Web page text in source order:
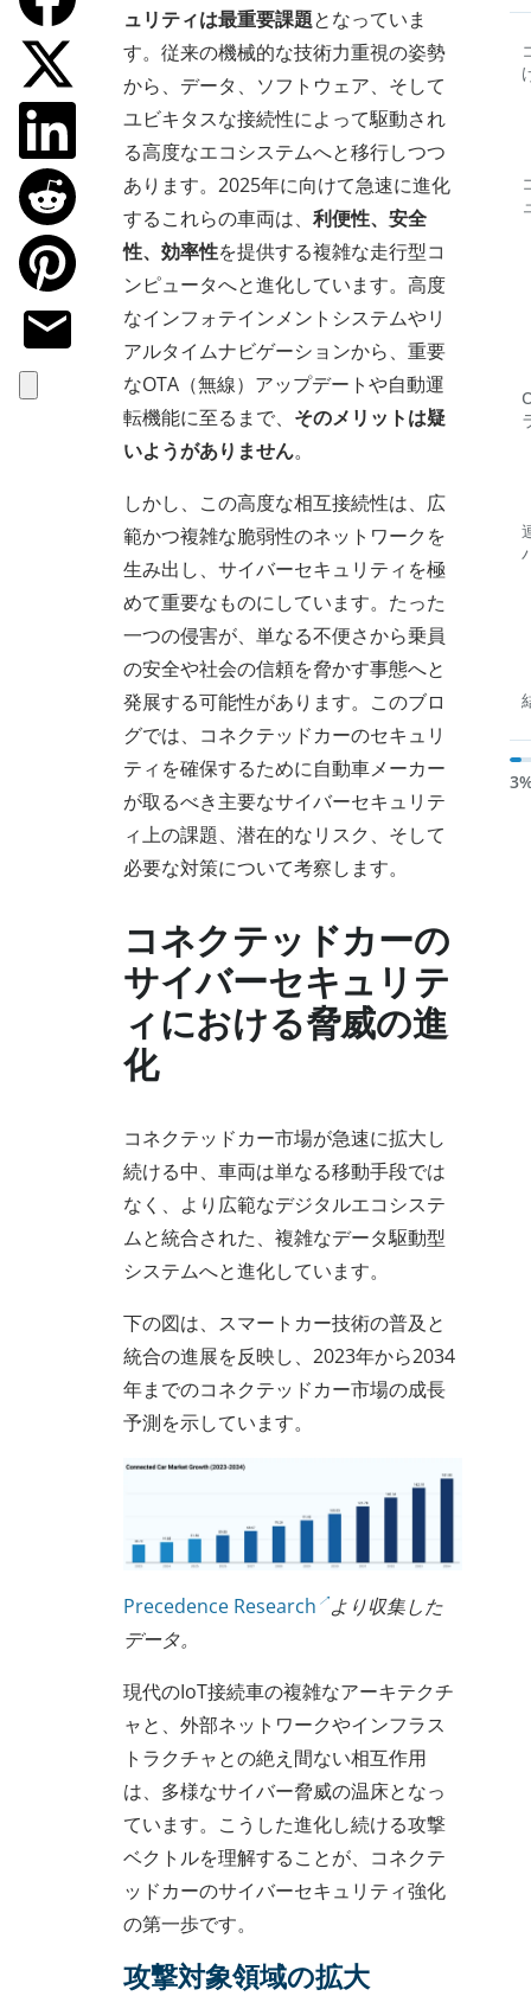
ュリティは最重要課題となっていま
す。従来の機械的な技術力重視の姿勢
から、データ、ソフトウェア、そして
ユビキタスな接続性によって駆動され
る高度なエコシステムへと移行しつつ
あります。2025年に向けて急速に進化
するこれらの車両は、 利便性、安全
性、効率性を提供する複雑な走行型コ
ンピュータへと進化しています。高度
なインフォテインメントシステムやリ
アルタイムナビゲーションから、重要
なOTA（無線）アップデートや自動運
転機能に至るまで、 そのメリットは疑
いようがありません。
しかし、この高度な相互接続性は、広
範かつ複雑な脆弱性のネットワークを
生み出し、サイバーセキュリティを極
めて重要なものにしています。たった
一つの侵害が、単なる不便さから乗員
の安全や社会の信頼を脅かす事態へと
発展する可能性があります。このブロ
グでは、コネクテッドカーのセキュリ
ティを確保するために自動車メーカー
が取るべき主要なサイバーセキュリテ
ィ上の課題、潜在的なリスク、そして
必要な対策について考察します。
コネクテッドカーの
サイバーセキュリテ
ィにおける脅威の進
化
コネクテッドカー市場が急速に拡大し
続ける中、車両は単なる移動手段では
なく、より広範なデジタルエコシステ
ムと統合された、複雑なデータ駆動型
システムへと進化しています。
下の図は、スマートカー技術の普及と
統合の進展を反映し、2023年から2034
年までのコネクテッドカー市場の成長
予測を示しています。
Precedence Research
より収集した
データ。
現代のIoT接続車の複雑なアーキテクチ
ャと、外部ネットワークやインフラス
トラクチャとの絶え間ない相互作用
は、多様なサイバー脅威の温床となっ
ています。こうした進化し続ける攻撃
ベクトルを理解することが、コネクテ
ッドカーのサイバーセキュリティ強化
の第一歩です。
攻撃対象領域の拡大